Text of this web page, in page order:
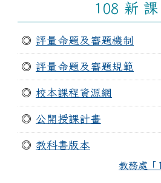
108 新 課
◎ 評量命題及審題機制
◎ 評量命題及審題規範
◎ 校本課程資源網
◎ 公開授課計畫
◎ 教科書版本
教務處「